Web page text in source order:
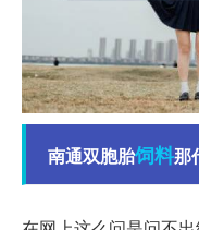
南通双胞胎饲料那